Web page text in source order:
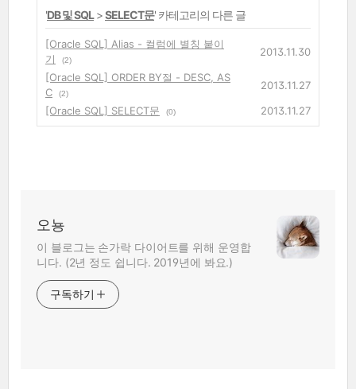
'DB 및 SQL>SELECT문' 카테고리의 다른 글
[Oracle SQL] Alias - 컬럼에 별칭 붙이
기
(2)
2013.11.30
[Oracle SQL] ORDER BY절 - DESC, AS
C
(2)
2013.11.27
[Oracle SQL] SELECT문
(0) 2013.11.27
오뇽
이 블로그는 손가락 다이어트를 위해 운영합
니다. (2년 정도 쉽니다. 2019년에 봐요.)
구독하기